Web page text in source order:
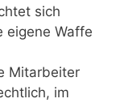
sich
eigene Waffe
Mitarbeiter
im